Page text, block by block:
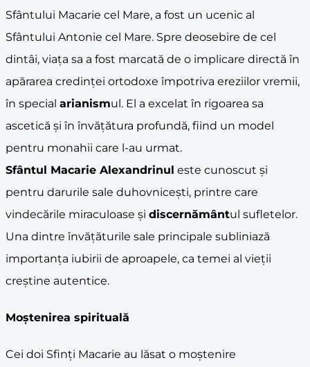
Sfântului Macarie cel Mare, a fost un ucenic al
Sfântului Antonie cel Mare. Spre deosebire de cel
dintâi, viața sa a fost marcată de o implicare directă în
apărarea credinței ortodoxe împotriva ereziilor vremii,
în special arianismul. El a excelat în rigoarea sa
ascetică și în învățătura profundă, fiind un model
pentru monahii care l-au urmat.
Sfântul Macarie Alexandrinul este cunoscut și
pentru darurile sale duhovnicești, printre care
vindecările miraculoase și discernământul sufletelor.
Una dintre învățăturile sale principale subliniază
importanța iubirii de aproapele, ca temei al vieții
creștine autentice.
Moștenirea spirituală
Cei doi Sfinți Macarie au lăsat o moștenire